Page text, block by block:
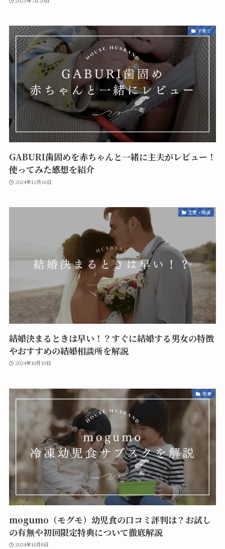
子育て
GABURI歯固めを赤ちゃんと一緒に主夫がレビュー！
使ってみた感想を紹介
2024年12月16日
恋愛・婚活
結婚決まるときは早い！？すぐに結婚する男女の特徴
やおすすめの結婚相談所を解説
2024年10月10日
家事
mogumo（モグモ）幼児食の口コミ評判は？お試し
の有無や初回限定特典について徹底解説
2024年10月8日